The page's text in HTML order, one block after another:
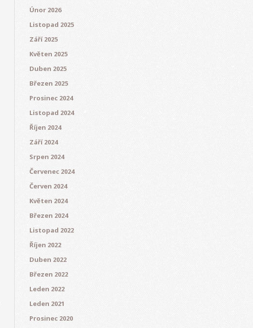
Únor 2026
Listopad 2025
Září 2025
Květen 2025
Duben 2025
Březen 2025
Prosinec 2024
Listopad 2024
Říjen 2024
Září 2024
Srpen 2024
Červenec 2024
Červen 2024
Květen 2024
Březen 2024
Listopad 2022
Říjen 2022
Duben 2022
Březen 2022
Leden 2022
Leden 2021
Prosinec 2020